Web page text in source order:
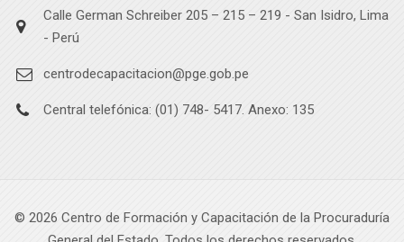
Calle German Schreiber 205 – 215 – 219 - San Isidro, Lima
- Perú
centrodecapacitacion@pge.gob.pe
Central telefónica: (01) 748- 5417. Anexo: 135
© 2026 Centro de Formación y Capacitación de la Procuraduría